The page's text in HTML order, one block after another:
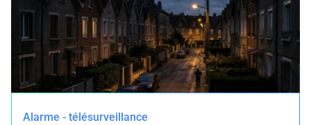
Alarme - télésurveillance